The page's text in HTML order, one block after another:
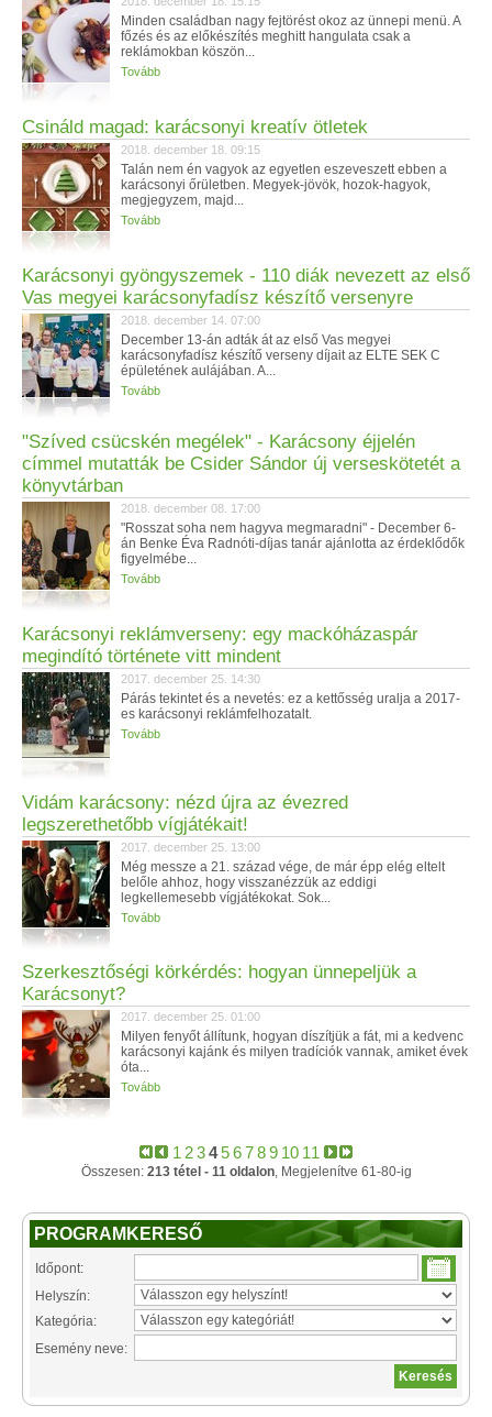
Minden családban nagy fejtörést okoz az ünnepi menü. A
főzés és az előkészítés meghitt hangulata csak a
reklámokban köszön...
Tovább
Csináld magad: karácsonyi kreatív ötletek
2018. december 18. 09:15
Talán nem én vagyok az egyetlen eszeveszett ebben a
karácsonyi őrületben. Megyek-jövök, hozok-hagyok,
megjegyzem, majd...
Tovább
Karácsonyi gyöngyszemek - 110 diák nevezett az első
Vas megyei karácsonyfadísz készítő versenyre
2018. december 14. 07:00
December 13-án adták át az első Vas megyei
karácsonyfadísz készítő verseny díjait az ELTE SEK C
épületének aulájában. A...
Tovább
"Szíved csücskén megélek" - Karácsony éjjelén
címmel mutatták be Csider Sándor új verseskötetét a
könyvtárban
2018. december 08. 17:00
"Rosszat soha nem hagyva megmaradni" - December 6-
án Benke Éva Radnóti-díjas tanár ajánlotta az érdeklődők
figyelmébe...
Tovább
Karácsonyi reklámverseny: egy mackóházaspár
megindító története vitt mindent
2017. december 25. 14:30
Párás tekintet és a nevetés: ez a kettősség uralja a 2017-
es karácsonyi reklámfelhozatalt.
Tovább
Vidám karácsony: nézd újra az évezred
legszerethetőbb vígjátékait!
2017. december 25. 13:00
Még messze a 21. század vége, de már épp elég eltelt
belőle ahhoz, hogy visszanézzük az eddigi
legkellemesebb vígjátékokat. Sok...
Tovább
Szerkesztőségi körkérdés: hogyan ünnepeljük a
Karácsonyt?
2017. december 25. 01:00
Milyen fenyőt állítunk, hogyan díszítjük a fát, mi a kedvenc
karácsonyi kajánk és milyen tradíciók vannak, amiket évek
óta...
Tovább
1 23456789 10 11
Összesen: 213 tétel - 11 oldalon, Megjelenítve 61-80-ig
PROGRAMKERESŐ
Időpont:
Helyszín:
Kategória:
Esemény neve: